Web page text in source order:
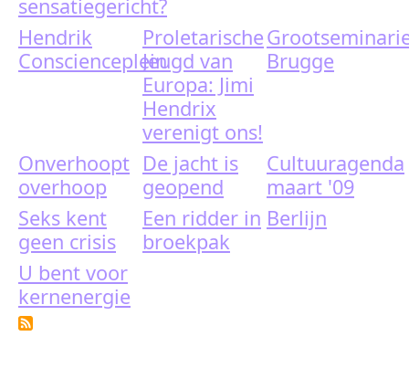
sensatiegericht?
Hendrik
Conscienceplein
Proletarische
Jeugd van
Europa: Jimi
Hendrix
verenigt ons!
Brugge
Onverhoopt
overhoop
De jacht is
geopend
Cultuuragenda
maart '09
Seks kent
geen crisis
Een ridder in
broekpak
Berlijn
U bent voor
kernenergie